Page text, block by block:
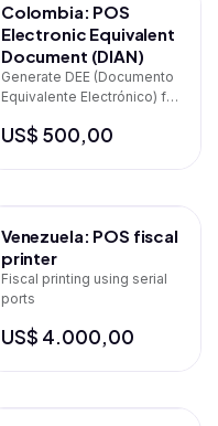
Colombia: POS
Electronic Equivalent
Document (DIAN)
Generate DEE (Documento
Equivalente Electrónico) for
DIAN
US$ 500,00
Venezuela: POS fiscal
printer
Fiscal printing using serial
ports
US$ 4.000,00